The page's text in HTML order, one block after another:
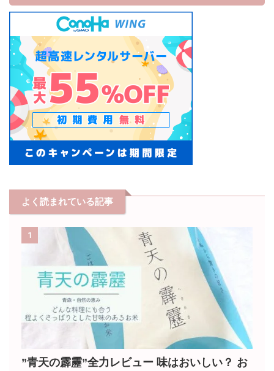
よく読まれている記事
1
”青天の霹靂”全力レビュー 味はおいしい？ お